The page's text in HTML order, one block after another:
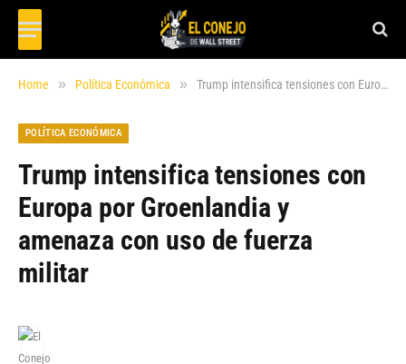
Home » Política Económica » Trump intensifica tensiones con Europa por Groenlandia y amenaza con uso de fuerza militar
POLÍTICA ECONÓMICA
Trump intensifica tensiones con
Europa por Groenlandia y
amenaza con uso de fuerza
militar